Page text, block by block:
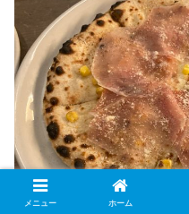
メニュー ホーム